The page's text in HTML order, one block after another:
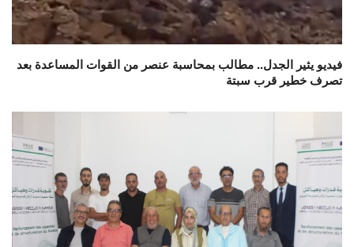
فيديو يثير الجدل.. مطالب بمحاسبة عنصر من القوات المساعدة بعد
تصرف خطير قرب سبتة